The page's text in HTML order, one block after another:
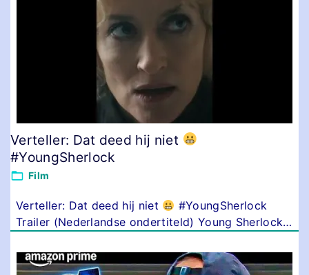
Verteller: Dat deed hij niet
#YoungSherlock
Film
Verteller: Dat deed hij niet
#YoungSherlock
Trailer (Nederlandse ondertiteld) Young Sherlock…